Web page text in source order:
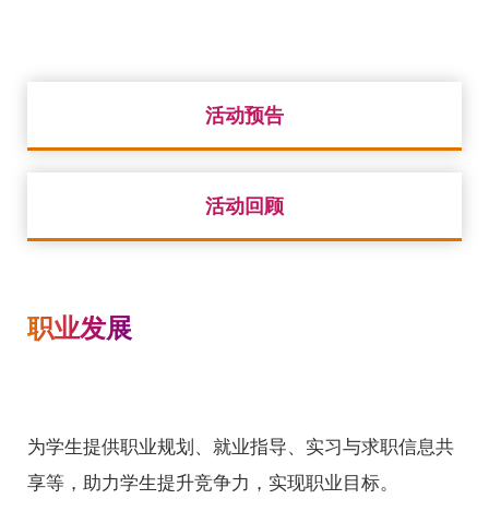
活动预告
活动回顾
职业发展
为学生提供职业规划、就业指导、实习与求职信息共
享等，助力学生提升竞争力，实现职业目标。